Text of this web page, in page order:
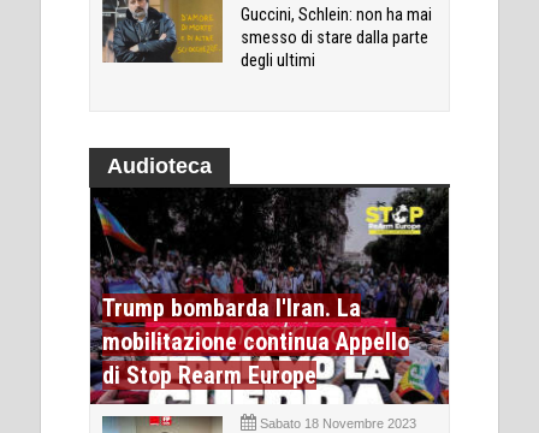
Guccini, Schlein: non ha mai
smesso di stare dalla parte
degli ultimi
Audioteca
Trump bombarda l'Iran. La
mobilitazione continua Appello
di Stop Rearm Europe
Sabato 18 Novembre 2023